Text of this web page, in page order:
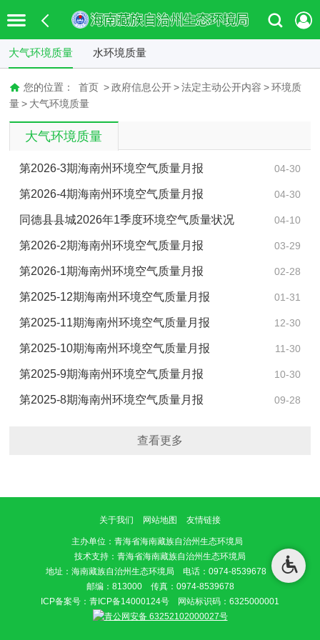
大气环境质量 水环境质量
您的位置： 首页 > 政府信息公开 > 法定主动公开内容 > 环境质
量 > 大气环境质量
大气环境质量
04-30
第2026-3期海南州环境空气质量月报
04-30
第2026-4期海南州环境空气质量月报
04-10
同德县县城2026年1季度环境空气质量状况
03-29
第2026-2期海南州环境空气质量月报
02-28
第2026-1期海南州环境空气质量月报
01-31
第2025-12期海南州环境空气质量月报
12-30
第2025-11期海南州环境空气质量月报
11-30
第2025-10期海南州环境空气质量月报
10-30
第2025-9期海南州环境空气质量月报
09-28
第2025-8期海南州环境空气质量月报
查看更多
关于我们 网站地图 友情链接
主办单位 ：青海省海南藏族自治州生态环境局
技术支持：青海省海南藏族自治州生态环境局
地址：海南藏族自治州生态环境局 电话：0974-8539678
邮编：813000 传真：0974-8539678
ICP备案号： 青ICP备14000124号 网站标识码：6325000001
青公网安备 63252102000027号